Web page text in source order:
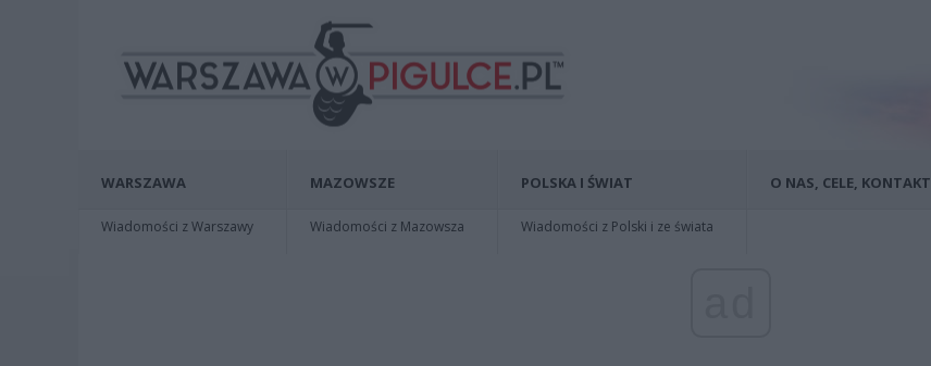
WARSZAWA
Wiadomości z Warszawy
MAZOWSZE
Wiadomości z Mazowsza
POLSKA I ŚWIAT
Wiadomości z Polski i ze świata
O NAS, CELE, KONTAKT